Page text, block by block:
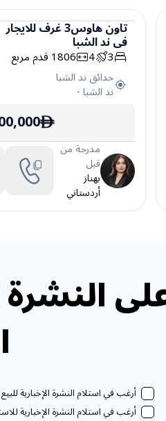
تاون هاوس
تاون هاوس3غرفللايجار
فيند الشبا
3
4
1806قدم مربع
حدائق ند الشبا
ند الشبا-
ê
مدرجة من
قبل
بهناز
أردستاني
النشرة
أرغب في استلام النشرة الإخبارية
أرغب في استلام النشرة الإخبارية